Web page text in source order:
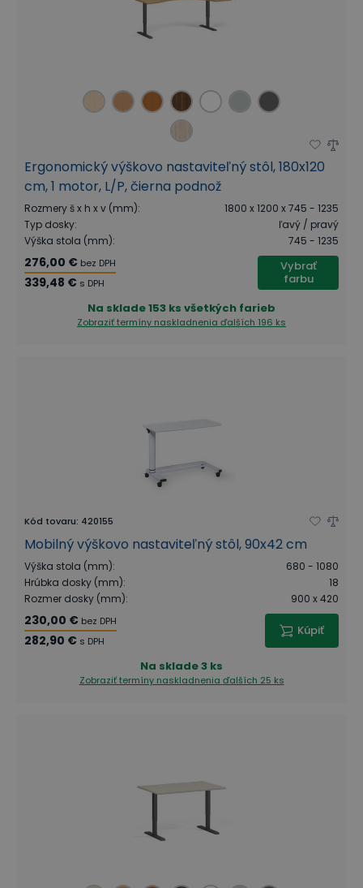
Ergonomický výškovo nastaviteľný stôl, 180x120
cm, 1 motor, L/P, čierna podnož
Rozmery š x h x v (mm):
1800 x 1200 x 745 - 1235
Typ dosky:
ľavý / pravý
Výška stola (mm): 745 - 1235
276,00 € bez DPH
339,48 € s DPH
Vybrať
farbu
Na sklade153 ks všetkých farieb
Zobraziť termíny naskladnenia ďalších 196 ks
Kód tovaru: 420155
Mobilný výškovo nastaviteľný stôl, 90x42 cm
Výška stola (mm):
680 - 1080
Hrúbka dosky (mm):
18
Rozmer dosky (mm): 900 x 420
230,00 € bez DPH
282,90 € s DPH
Kúpiť
Na sklade3 ks
Zobraziť termíny naskladnenia ďalších 25 ks